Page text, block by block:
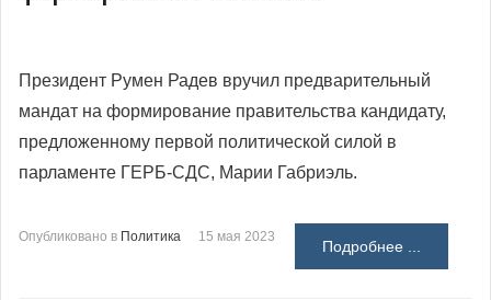
Президент Румен Радев вручил предварительный
мандат на формирование правительства кандидату,
предложенному первой политической силой в
парламенте ГЕРБ-СДС, Марии Габриэль.
Опубликовано в Политика 15 мая 2023
Подробнее ...